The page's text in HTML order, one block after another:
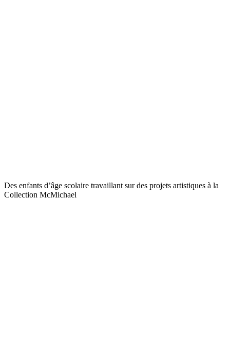
Des enfants d’âge scolaire travaillant sur des projets artistiques à la
Collection McMichael